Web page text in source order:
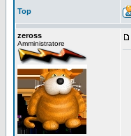
Top
zeross
Amministratore